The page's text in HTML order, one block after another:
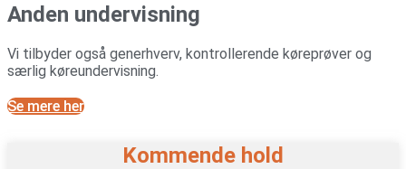
Anden undervisning
Vi tilbyder også generhverv, kontrollerende køreprøver og
særlig køreundervisning.
Se mere her
Kommende hold